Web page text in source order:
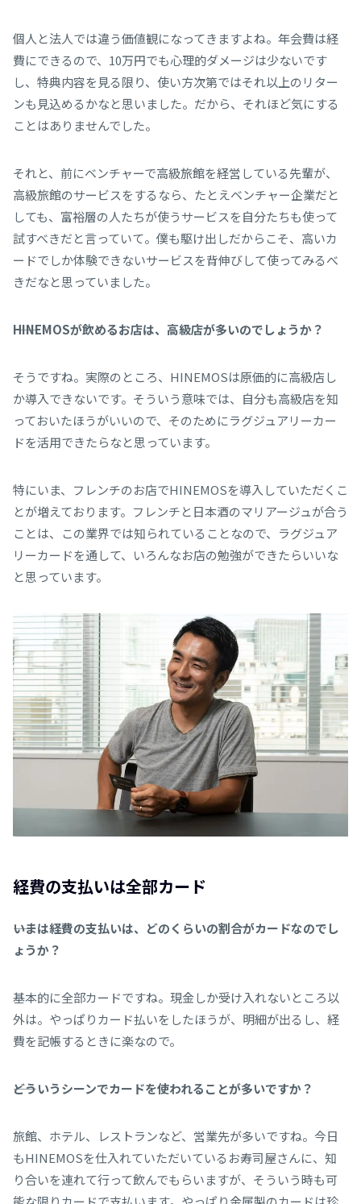
個人と法人では違う価値観になってきますよね。年会費は経
費にできるので、10万円でも心理的ダメージは少ないです
し、特典内容を見る限り、使い方次第ではそれ以上のリター
ンも見込めるかなと思いました。だから、それほど気にする
ことはありませんでした。
それと、前にベンチャーで高級旅館を経営している先輩が、
高級旅館のサービスをするなら、たとえベンチャー企業だと
しても、富裕層の人たちが使うサービスを自分たちも使って
試すべきだと言っていて。僕も駆け出しだからこそ、高いカ
ードでしか体験できないサービスを背伸びして使ってみるべ
きだなと思っていました。
――HINEMOSが飲めるお店は、高級店が多いのでしょうか？
そうですね。実際のところ、HINEMOSは原価的に高級店し
か導入できないです。そういう意味では、自分も高級店を知
っておいたほうがいいので、そのためにラグジュアリーカー
ドを活用できたらなと思っています。
特にいま、フレンチのお店でHINEMOSを導入していただくこ
とが増えております。フレンチと日本酒のマリアージュが合う
ことは、この業界では知られていることなので、ラグジュア
リーカードを通して、いろんなお店の勉強ができたらいいな
と思っています。
経費の支払いは全部カード
――いまは経費の支払いは、どのくらいの割合がカードなのでし
ょうか？
基本的に全部カードですね。現金しか受け入れないところ以
外は。やっぱりカード払いをしたほうが、明細が出るし、経
費を記帳するときに楽なので。
――どういうシーンでカードを使われることが多いですか？
旅館、ホテル、レストランなど、営業先が多いですね。今日
もHINEMOSを仕入れていただいているお寿司屋さんに、知
り合いを連れて行って飲んでもらいますが、そういう時も可